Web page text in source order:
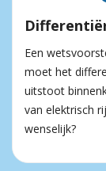
Een
moet het
uitstoot
van elektrisch
wenselijk?